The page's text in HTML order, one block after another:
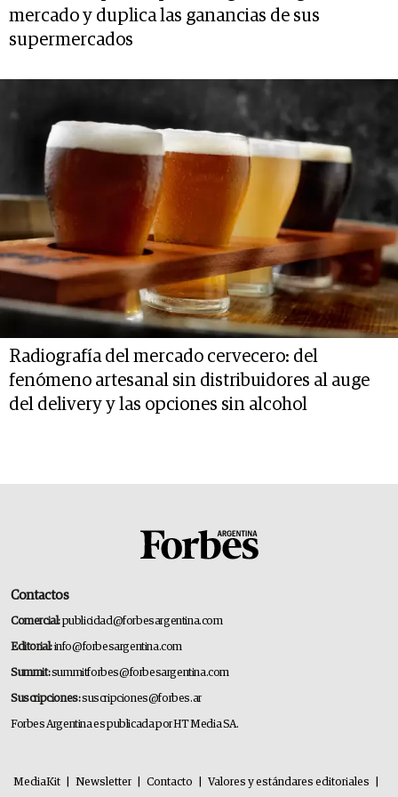
mercado y duplica las ganancias de sus
supermercados
Radiografía del mercado cervecero: del
fenómeno artesanal sin distribuidores al auge
del delivery y las opciones sin alcohol
Contactos
Comercial:publicidad@forbesargentina.com
Editorial:info@forbesargentina.com
Summit:summitforbes@forbesargentina.com
Suscripciones:suscripciones@forbes.ar
Forbes Argentina es publicada por HT Media SA.
MediaKit Newsletter Contacto Valores y estándares editoriales